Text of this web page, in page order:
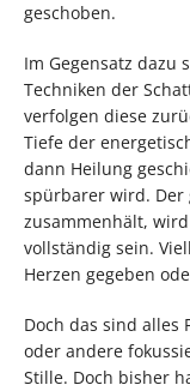
geschoben.
Im Gegensatz dazu
Techniken der
verfolgen diese
Tiefe der
dann Heilung
spürbarer wird. Der
zusammenhält,
vollständig sein.
Herzen gegeben
Doch das sind alles
oder andere
Stille. Doch bisher